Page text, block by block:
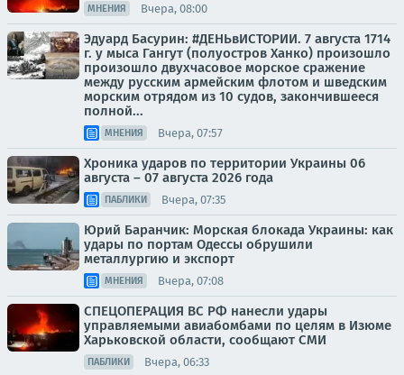
МНЕНИЯ Вчера, 08:00
Эдуард Басурин: #ДЕНЬвИСТОРИИ. 7 августа 1714
г. у мыса Гангут (полуостров Ханко) произошло
произошло двухчасовое морское сражение
между русским армейским флотом и шведским
морским отрядом из 10 судов, закончившееся
полной...
МНЕНИЯ Вчера, 07:57
Хроника ударов по территории Украины 06
августа – 07 августа 2026 года
ПАБЛИКИ Вчера, 07:35
Юрий Баранчик: Морская блокада Украины: как
удары по портам Одессы обрушили
металлургию и экспорт
МНЕНИЯ Вчера, 07:08
СПЕЦОПЕРАЦИЯ ВС РФ нанесли удары
управляемыми авиабомбами по целям в Изюме
Харьковской области, сообщают СМИ
ПАБЛИКИ Вчера, 06:33